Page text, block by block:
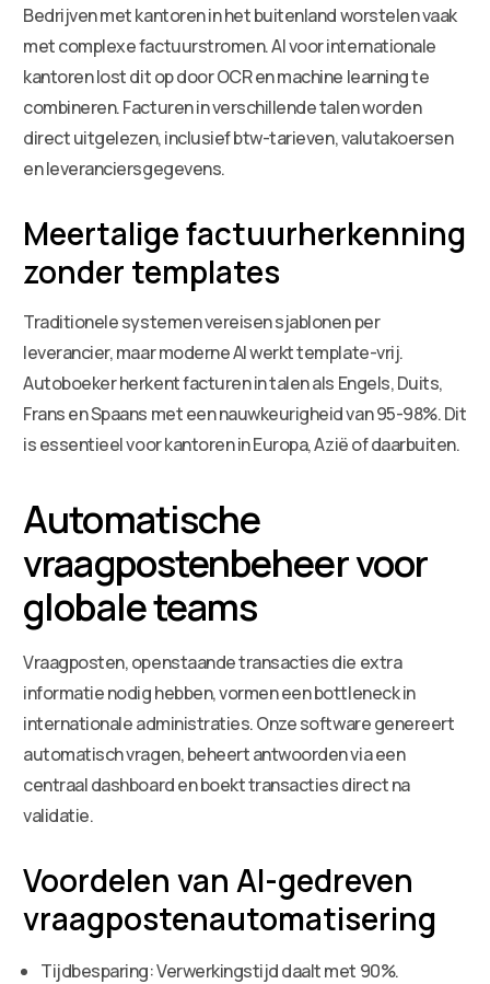
Bedrijven met kantoren in het buitenland worstelen vaak
met complexe factuurstromen. AI voor internationale
kantoren lost dit op door OCR en machine learning te
combineren. Facturen in verschillende talen worden
direct uitgelezen, inclusief btw-tarieven, valutakoersen
en leveranciersgegevens.
Meertalige factuurherkenning
zonder templates
Traditionele systemen vereisen sjablonen per
leverancier, maar moderne AI werkt template-vrij.
Autoboeker herkent facturen in talen als Engels, Duits,
Frans en Spaans met een nauwkeurigheid van 95-98%. Dit
is essentieel voor kantoren in Europa, Azië of daarbuiten.
Automatische
vraagpostenbeheer voor
globale teams
Vraagposten, openstaande transacties die extra
informatie nodig hebben, vormen een bottleneck in
internationale administraties. Onze software genereert
automatisch vragen, beheert antwoorden via een
centraal dashboard en boekt transacties direct na
validatie.
Voordelen van AI-gedreven
vraagpostenautomatisering
Tijdbesparing: Verwerkingstijd daalt met 90%.